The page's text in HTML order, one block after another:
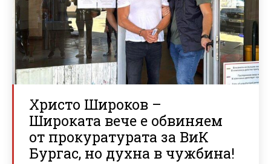
Христо Широков –
Широката вече е обвиняем
от прокуратурата за ВиК
Бургас, но духна в чужбина!